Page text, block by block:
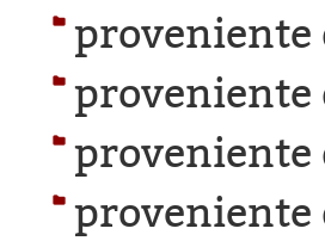
proveniente
proveniente
proveniente
proveniente